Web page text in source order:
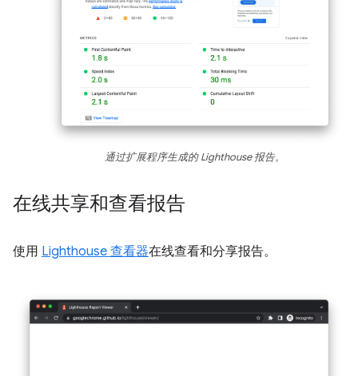
通过扩展程序生成的 Lighthouse 报告。
在线共享和查看报告
使用 Lighthouse 查看器在线查看和分享报告。